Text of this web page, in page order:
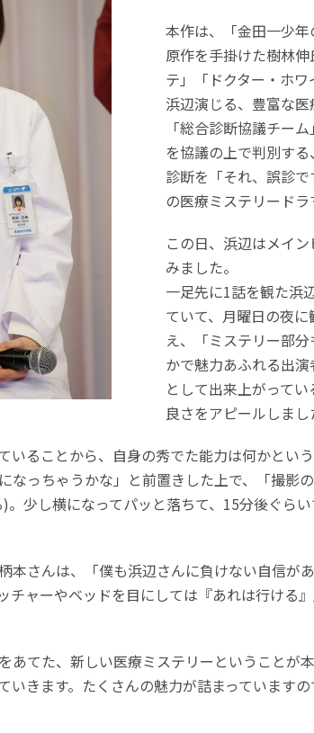
本作は、「金田一少
原作を手掛けた樹林
テ」「ドクター・ホワ
浜辺演じる、豊富な
「総合診断協議チー
を協議の上で判別す
診断を「それ、誤診
の医療ミステリードラ
この日、浜辺はメイ
みました。
一足先に1話を観た浜
ていて、月曜日の夜
え、「ミステリー部
かで魅力あふれる出
として出来上がって
良さをアピールしまし
いることから、自身の秀でた能力は何かという
なっちゃうかな」と前置きした上で、「撮影
少し横になってパッと落ちて、15分後ぐら
本さんは、「僕も浜辺さんに負けない自信が
チャーやベッドを目にしては『あれは行ける
あてた、新しい医療ミステリーということが
いきます。たくさんの魅力が詰まっています